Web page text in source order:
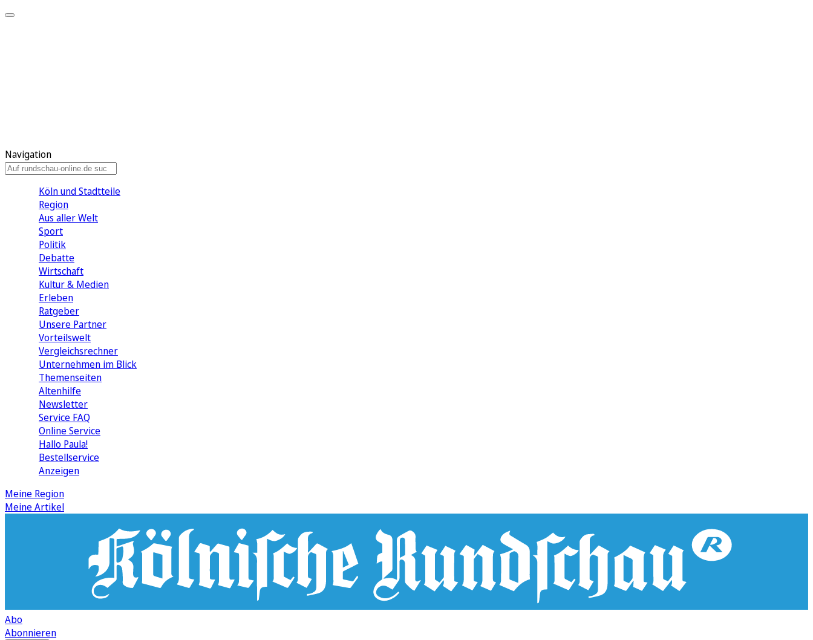
Navigation
Köln und Stadtteile
Region
Aus aller Welt
Sport
Politik
Debatte
Wirtschaft
Kultur & Medien
Erleben
Ratgeber
Unsere Partner
Vorteilswelt
Vergleichsrechner
Unternehmen im Blick
Themenseiten
Altenhilfe
Newsletter
Service FAQ
Online Service
Hallo Paula!
Bestellservice
Anzeigen
Meine Region
Meine Artikel
Abo
Abonnieren